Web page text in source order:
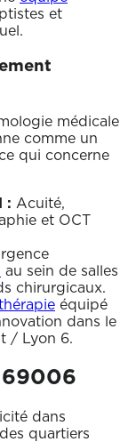
et
médicale
comme un
qui concerne
: Acuité,
et OCT
au sein de salles
chirurgicaux.
équipé
dans le
/ Lyon 6.
69006
dans
quartiers